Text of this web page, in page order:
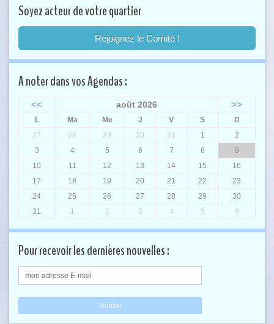
Soyez acteur de votre quartier
Rejoignez le Comité !
A noter dans vos Agendas :
<< août 2026 >>
L Ma Me J V S
D
27
28 29 30 31 1
2
3
4 5 6 7 8
9
10
11 12 13 14 15
16
17
18 19 20 21 22
23
24
25 26 27 28 29
30
31
1 2 3 4 5 6
Pour recevoir les dernières nouvelles :